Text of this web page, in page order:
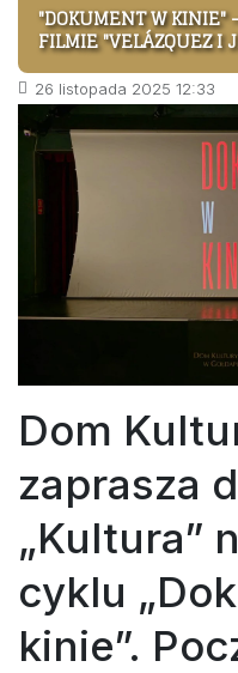
"DOKUMENT W KINIE"
FILMIE "VELÁZQUEZ I
26 listopada 2025 12:33
Dom
zaprasza
„Kultura”
cyklu
kinie”.